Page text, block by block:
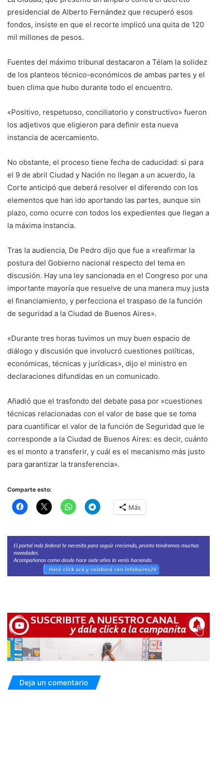
presidencial de Alberto Fernández que recuperó esos
fondos, insiste en que el recorte implicó una quita de 120
mil millones de pesos.
Fuentes del máximo tribunal destacaron a Télam la solidez
de los planteos técnico-económicos de ambas partes y el
buen clima que hubo durante todo el encuentro.
«Positivo, respetuoso, conciliatorio y constructivo» fueron
los adjetivos que eligieron para definir esta nueva
instancia de acercamiento.
No obstante, el proceso tiene fecha de caducidad: si para
el 9 de abril Ciudad y Nación no llegan a un acuerdo, la
Corte anticipó que deberá resolver el diferendo con los
elementos que han ido aportando las partes, aunque sin
plazo, como ocurre con todos los expedientes que llegan a
la máxima instancia.
Tras la audiencia, De Pedro dijo que fue a «reafirmar la
postura del Gobierno nacional respecto del tema en
discusión. Hay una ley sancionada en el Congreso por una
importante mayoría que resuelve de una manera muy justa
el financiamiento, y perfecciona el traspaso de la función
de seguridad a la Ciudad de Buenos Aires».
«Durante tres horas tuvimos un muy buen espacio de
diálogo y discusión que involucró cuestiones políticas,
económicas, técnicas y jurídicas», dijo el ministro en
declaraciones difundidas en un comunicado.
Añadió que el trasfondo del debate pasa por «cuestiones
técnicas relacionadas con el valor de base que se toma
para cuantificar el valor de la función de Seguridad que le
corresponde a la Ciudad de Buenos Aires: es decir, cuánto
es el monto a transferir, y cuál es el mecanismo más justo
para garantizar la transferencia».
Comparte esto:
Más
Deja un comentario